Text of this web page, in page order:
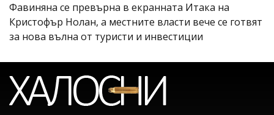
Фавиняна се превърна в екранната Итака на
Кристофър Нолан, а местните власти вече се готвят
за нова вълна от туристи и инвестиции